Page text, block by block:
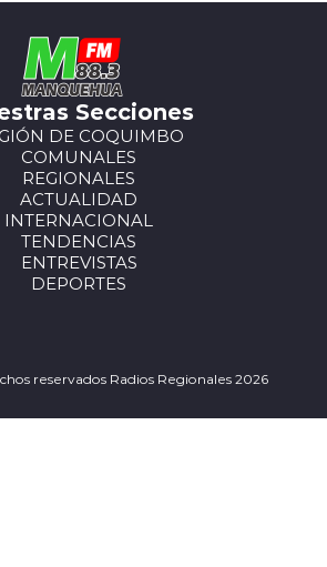
Secciones
DE COQUIMBO
COMUNALES
REGIONALES
ACTUALIDAD
INTERNACIONAL
TENDENCIAS
ENTREVISTAS
DEPORTES
reservados Radios Regionales 2026